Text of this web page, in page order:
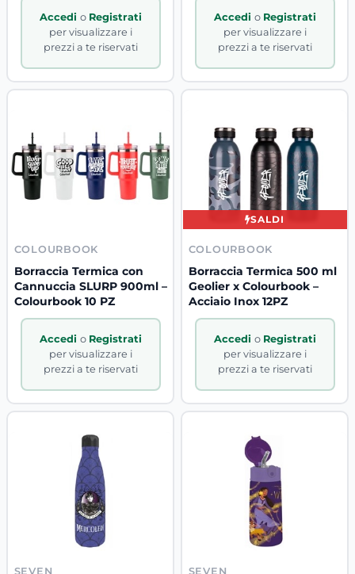
Accedi o Registrati
per visualizzare i
prezzi a te riservati
Accedi o Registrati
per visualizzare i
prezzi a te riservati
COLOURBOOK
Borraccia Termica con
Cannuccia SLURP 900ml –
Colourbook 10 PZ
Accedi o Registrati
per visualizzare i
prezzi a te riservati
SALDI
COLOURBOOK
Borraccia Termica 500 ml
Geolier x Colourbook –
Acciaio Inox 12PZ
Accedi o Registrati
per visualizzare i
prezzi a te riservati
SEVEN SEVEN